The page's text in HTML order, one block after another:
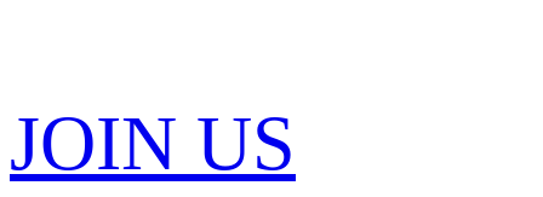
건
뛰
JOIN US